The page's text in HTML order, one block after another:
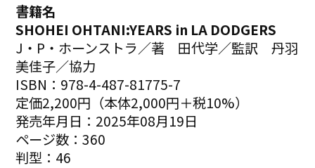
書籍名
SHOHEI OHTANI:YEARS in LA DODGERS
J・P・ホーンストラ／著 田代学／監訳 丹羽
美佳子／協力
ISBN：978-4-487-81775-7
定価2,200円（本体2,000円＋税10%）
発売年月日：2025年08月19日
ページ数：360
判型：46